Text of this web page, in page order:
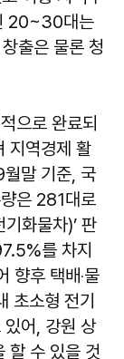
20~30대는
출은 물론 청
으로 완료되
지역경제 활
말 기준, 국
은 281대로
화물차)’ 판
를 차지
향후 택배‧물
초소형 전기
어, 강원 상
할 수 있을 것